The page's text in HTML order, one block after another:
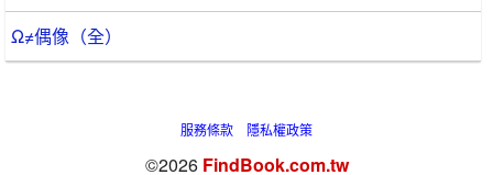
Ω≠偶像（全）
服務條款 隱私權政策
©2026 FindBook.com.tw